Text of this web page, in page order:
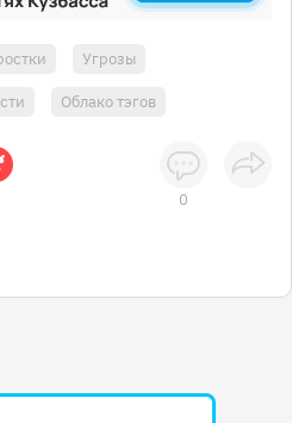
Угрозы
Облако тэгов
0